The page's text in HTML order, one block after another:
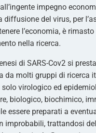
impegno
diffusione del virus, per
l’economia, è
nella ricerca.
di SARS-Cov2 si
da molti gruppi di ricerca
virologico ed
biologico, biochimico,
essere preparati a
improbabili, trattandosi